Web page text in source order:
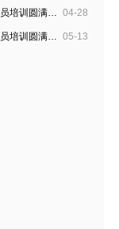
04-28
欣科医药2016全员培训圆满结束
05-13
欣科医药2015全员培训圆满结束